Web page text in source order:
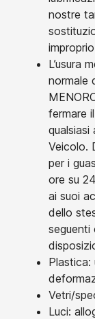
nostre
L’usura
normale
fermare
qualsiasi
Veicolo.
per i
ore su
ai suoi
dello
seguenti
Plastica:
Vetri/
Luci: